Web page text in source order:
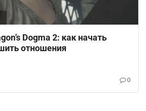
Dogma 2: как начать
отношения
0